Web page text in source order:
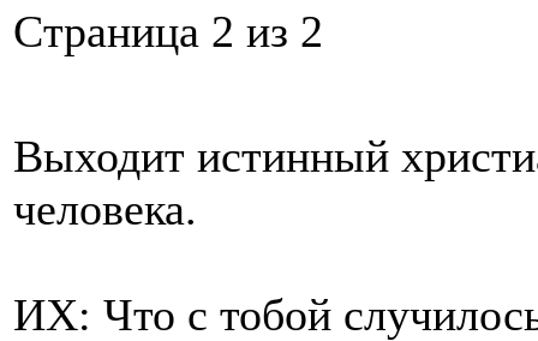
Cтраница 2 из 2
Выходит истинный
человека.
ИХ: Что с тобой